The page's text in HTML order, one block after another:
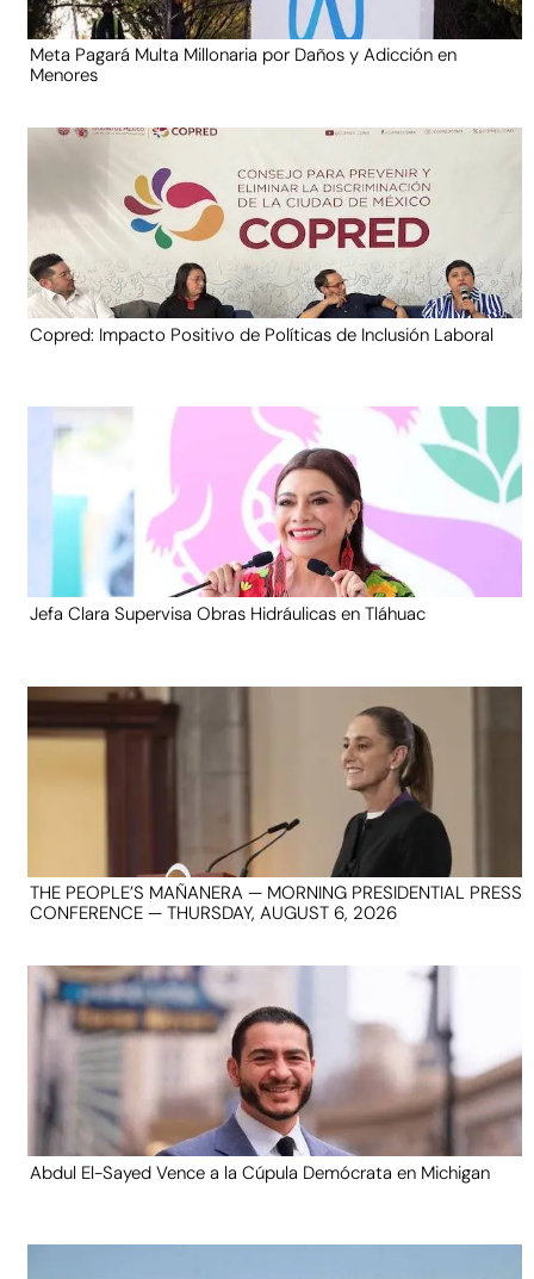
Meta Pagará Multa Millonaria por Daños y Adicción en
Menores
Copred: Impacto Positivo de Políticas de Inclusión Laboral
Jefa Clara Supervisa Obras Hidráulicas en Tláhuac
THE PEOPLE’S MAÑANERA — MORNING PRESIDENTIAL PRESS
CONFERENCE — THURSDAY, AUGUST 6, 2026
Abdul El-Sayed Vence a la Cúpula Demócrata en Michigan